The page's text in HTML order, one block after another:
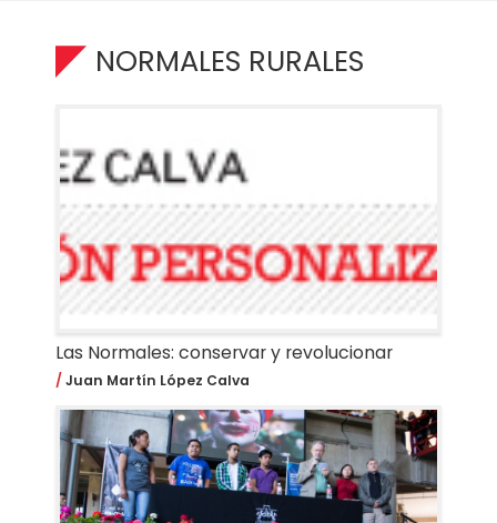
NORMALES RURALES
Las Normales: conservar y revolucionar
Juan Martín López Calva